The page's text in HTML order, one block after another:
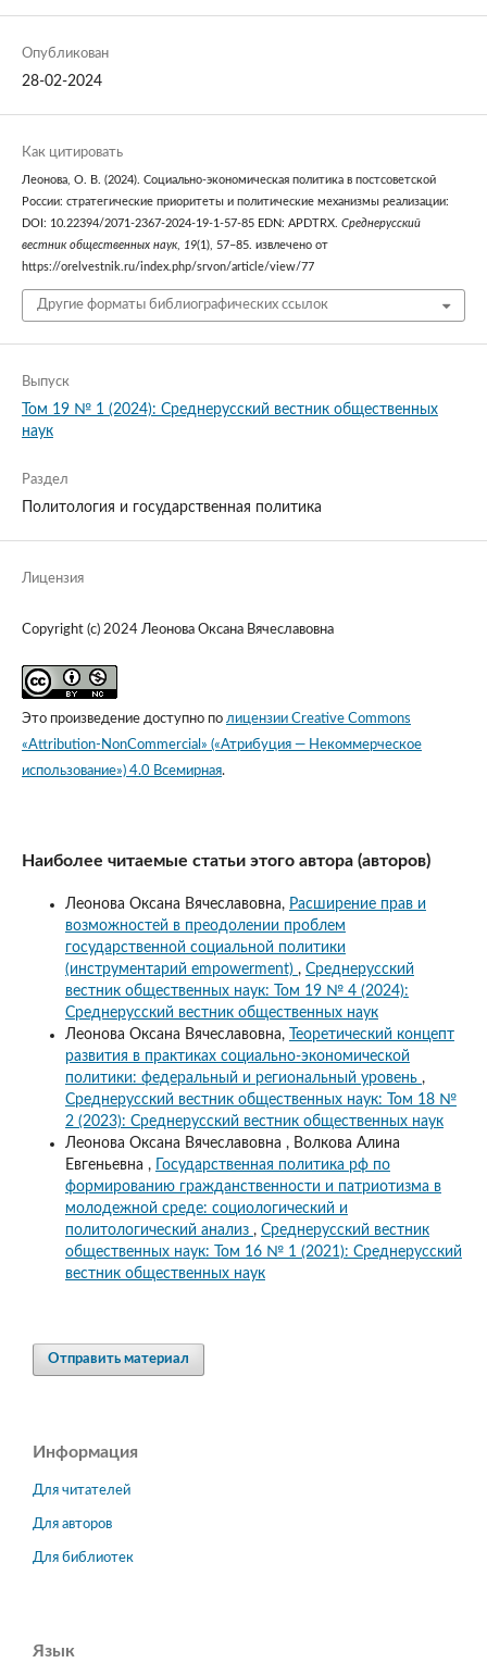
Опубликован
28-02-2024
Как цитировать
Леонова, О. В. (2024). Социально-экономическая политика в постсоветской
России: стратегические приоритеты и политические механизмы реализации:
DOI: 10.22394/2071-2367-2024-19-1-57-85 EDN: APDTRX. Среднерусский
вестник общественных наук, 19(1), 57–85. извлечено от
https://orelvestnik.ru/index.php/srvon/article/view/77
Другие форматы библиографических ссылок
Выпуск
Том 19 № 1 (2024): Среднерусский вестник общественных
наук
Раздел
Политология и государственная политика
Лицензия
Copyright (c) 2024 Леонова Оксана Вячеславовна
Это произведение доступно по лицензии Creative Commons
«Attribution-NonCommercial» («Атрибуция — Некоммерческое
использование») 4.0 Всемирная.
Наиболее читаемые статьи этого автора (авторов)
Леонова Оксана Вячеславовна, Расширение прав и
возможностей в преодолении проблем
государственной социальной политики
(инструментарий empowerment) , Среднерусский
вестник общественных наук: Том 19 № 4 (2024):
Среднерусский вестник общественных наук
Леонова Оксана Вячеславовна,
Теоретический концепт
развития в практиках социально-экономической
политики: федеральный и региональный уровень ,
Среднерусский вестник общественных наук: Том 18 №
2 (2023): Среднерусский вестник общественных наук
Леонова Оксана Вячеславовна , Волкова Алина
Евгеньевна ,
Государственная политика рф по
формированию гражданственности и патриотизма в
молодежной среде: социологический и
политологический анализ , Среднерусский вестник
общественных наук: Том 16 № 1 (2021): Среднерусский
вестник общественных наук
Отправить материал
Информация
Для читателей
Для авторов
Для библиотек
Язык